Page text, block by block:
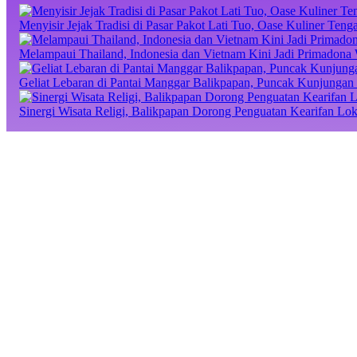
Menyisir Jejak Tradisi di Pasar Pakot Lati Tuo, Oase Kuliner
Melampaui Thailand, Indonesia dan Vietnam Kini Jadi
Geliat Lebaran di Pantai Manggar Balikpapan, Puncak
Sinergi Wisata Religi, Balikpapan Dorong Penguatan Kearifan